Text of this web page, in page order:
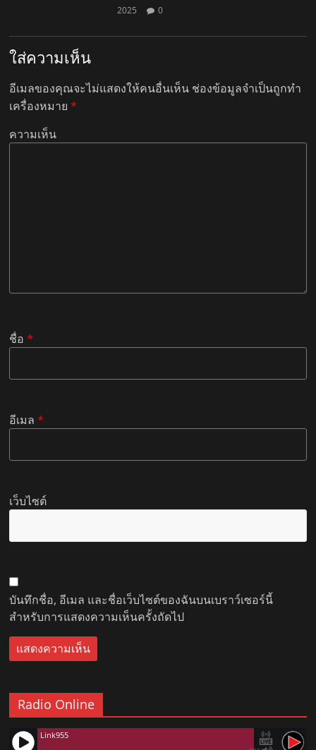
2025
0
ใส่ความเห็น
อีเมลของคุณจะไม่แสดงให้คนอื่นเห็น ช่องข้อมูลจำเป็นถูกทำ
เครื่องหมาย*
ความเห็น
ชื่อ*
อีเมล*
เว็บไซต์
บันทึกชื่อ, อีเมล และชื่อเว็บไซต์ของฉันบนเบราว์เซอร์นี้
สำหรับการแสดงความเห็นครั้งถัดไป
Radio Online
Link955